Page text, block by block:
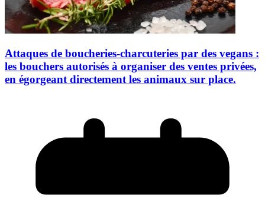
Attaques de boucheries-charcuteries par des vegans :
les bouchers autorisés à organiser des ventes privées,
en égorgeant directement les animaux sur place.